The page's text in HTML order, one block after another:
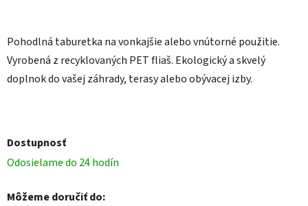
Pohodlná taburetka na vonkajšie alebo vnútorné použitie.
Vyrobená z recyklovaných PET fliaš. Ekologický a skvelý
doplnok do vašej záhrady, terasy alebo obývacej izby.
Dostupnosť
Odosielame do 24 hodín
Môžeme doručiť do: